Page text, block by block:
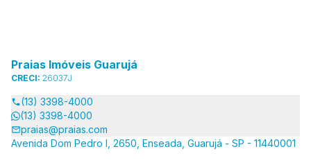
Praias Imóveis Guarujá
CRECI: 26037J
(13) 3398-4000
(13) 3398-4000
praias@praias.com
Avenida Dom Pedro I, 2650, Enseada, Guarujá - SP - 11440001